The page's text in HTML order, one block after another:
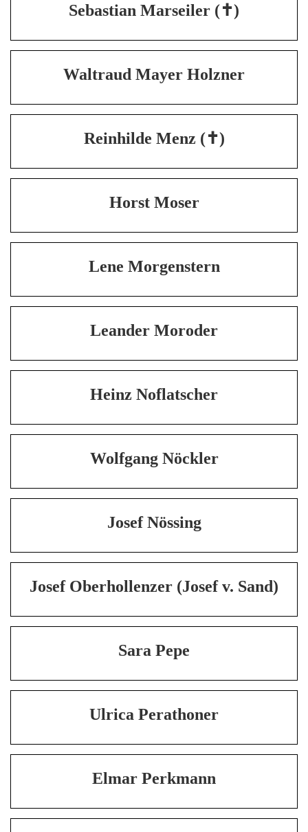
Sebastian Marseiler (✝)
Waltraud Mayer Holzner
Reinhilde Menz (✝)
Horst Moser
Lene Morgenstern
Leander Moroder
Heinz Noflatscher
Wolfgang Nöckler
Josef Nössing
Josef Oberhollenzer (Josef v. Sand)
Sara Pepe
Ulrica Perathoner
Elmar Perkmann